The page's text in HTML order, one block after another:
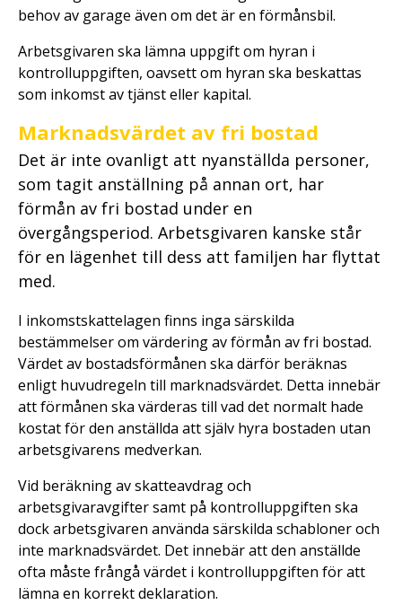
behov av garage även om det är en förmånsbil.
Arbetsgivaren ska lämna uppgift om hyran i
kontrolluppgiften, oavsett om hyran ska beskattas
som inkomst av tjänst eller kapital.
Marknadsvärdet av fri bostad
Det är inte ovanligt att nyanställda personer,
som tagit anställning på annan ort, har
förmån av fri bostad under en
övergångsperiod. Arbetsgivaren kanske står
för en lägenhet till dess att familjen har flyttat
med.
I inkomstskattelagen finns inga särskilda
bestämmelser om värdering av förmån av fri bostad.
Värdet av bostadsförmånen ska därför beräknas
enligt huvudregeln till marknadsvärdet. Detta innebär
att förmånen ska värderas till vad det normalt hade
kostat för den anställda att själv hyra bostaden utan
arbetsgivarens medverkan.
Vid beräkning av skatteavdrag och
arbetsgivaravgifter samt på kontrolluppgiften ska
dock arbetsgivaren använda särskilda schabloner och
inte marknadsvärdet. Det innebär att den anställde
ofta måste frångå värdet i kontrolluppgiften för att
lämna en korrekt deklaration.